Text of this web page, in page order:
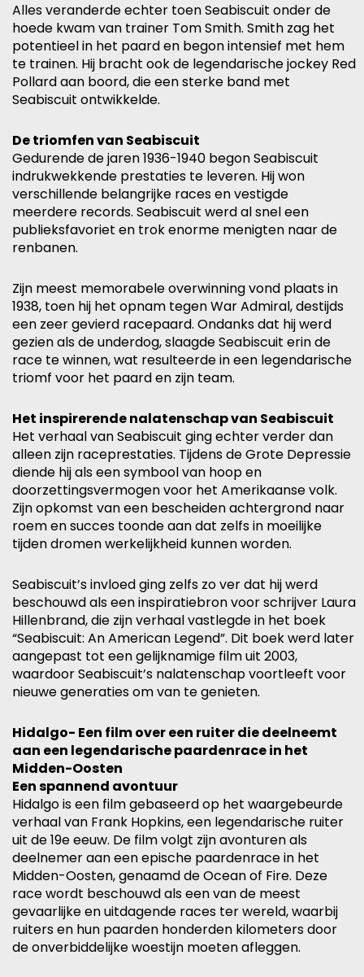
Alles veranderde echter toen Seabiscuit onder de
hoede kwam van trainer Tom Smith. Smith zag het
potentieel in het paard en begon intensief met hem
te trainen. Hij bracht ook de legendarische jockey Red
Pollard aan boord, die een sterke band met
Seabiscuit ontwikkelde.
De triomfen van Seabiscuit
Gedurende de jaren 1936-1940 begon Seabiscuit
indrukwekkende prestaties te leveren. Hij won
verschillende belangrijke races en vestigde
meerdere records. Seabiscuit werd al snel een
publieksfavoriet en trok enorme menigten naar de
renbanen.
Zijn meest memorabele overwinning vond plaats in
1938, toen hij het opnam tegen War Admiral, destijds
een zeer gevierd racepaard. Ondanks dat hij werd
gezien als de underdog, slaagde Seabiscuit erin de
race te winnen, wat resulteerde in een legendarische
triomf voor het paard en zijn team.
Het inspirerende nalatenschap van Seabiscuit
Het verhaal van Seabiscuit ging echter verder dan
alleen zijn raceprestaties. Tijdens de Grote Depressie
diende hij als een symbool van hoop en
doorzettingsvermogen voor het Amerikaanse volk.
Zijn opkomst van een bescheiden achtergrond naar
roem en succes toonde aan dat zelfs in moeilijke
tijden dromen werkelijkheid kunnen worden.
Seabiscuit’s invloed ging zelfs zo ver dat hij werd
beschouwd als een inspiratiebron voor schrijver Laura
Hillenbrand, die zijn verhaal vastlegde in het boek
“Seabiscuit: An American Legend”. Dit boek werd later
aangepast tot een gelijknamige film uit 2003,
waardoor Seabiscuit’s nalatenschap voortleeft voor
nieuwe generaties om van te genieten.
Hidalgo- Een film over een ruiter die deelneemt
aan een legendarische paardenrace in het
Midden-Oosten
Een spannend avontuur
Hidalgo is een film gebaseerd op het waargebeurde
verhaal van Frank Hopkins, een legendarische ruiter
uit de 19e eeuw. De film volgt zijn avonturen als
deelnemer aan een epische paardenrace in het
Midden-Oosten, genaamd de Ocean of Fire. Deze
race wordt beschouwd als een van de meest
gevaarlijke en uitdagende races ter wereld, waarbij
ruiters en hun paarden honderden kilometers door
de onverbiddelijke woestijn moeten afleggen.